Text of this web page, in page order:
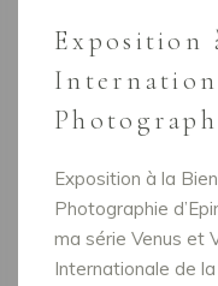
Exposition
Exposition à la
Photographie
ma série Venus et
Internationale de